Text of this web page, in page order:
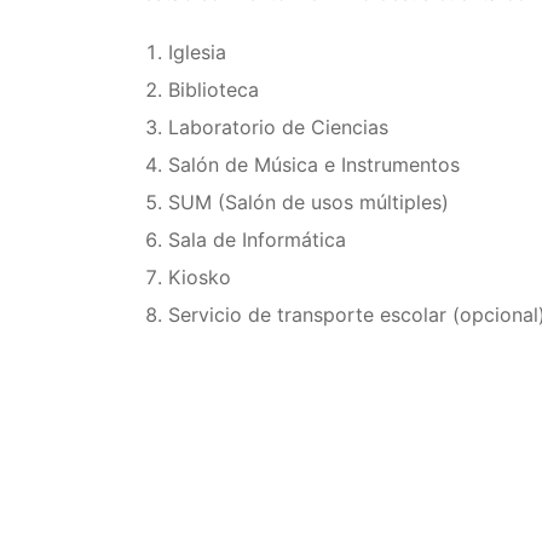
Iglesia
Biblioteca
Laboratorio de Ciencias
Salón de Música e Instrumentos
SUM (Salón de usos múltiples)
Sala de Informática
Kiosko
Servicio de transporte escolar